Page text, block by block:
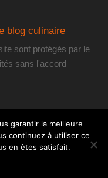
blog culinaire
sont protégés par le
sans l'accord
par Mantra&WordPress.
garantir la meilleure
continuez à utiliser ce
en êtes satisfait.